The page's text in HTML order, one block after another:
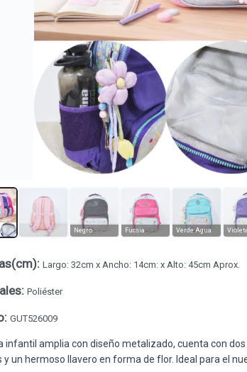
Negro Fucsia Verde Agua
: Largo: 32cm x Ancho: 14cm: x Alto: 45cm Aprox.
: Poliéster
: GUT526009
infantil amplia con diseño metalizado, cuenta con
y un hermoso llavero en forma de flor. Ideal para el
vacía